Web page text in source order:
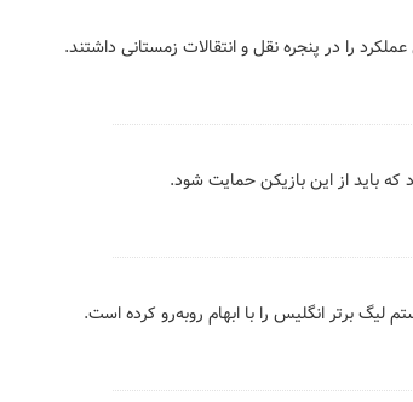
را در پنجره نقل و انتقالات زمستانی داشتند.
که باید از این بازیکن حمایت شود.
برتر انگلیس را با ابهام روبه‌رو کرده است.